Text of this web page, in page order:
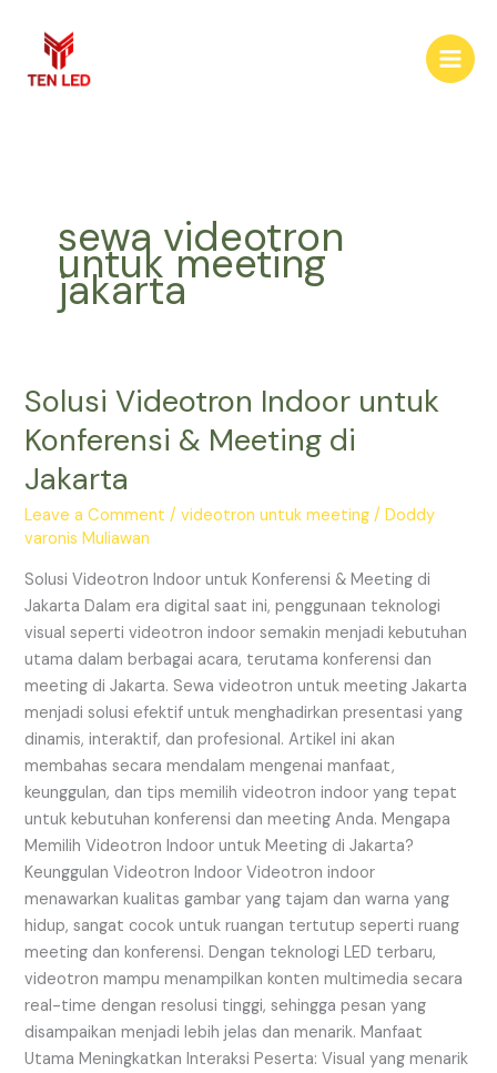
content
sewa videotron
untuk meeting
jakarta
Solusi Videotron Indoor untuk
Konferensi & Meeting di
Jakarta
Leave a Comment /videotron untuk meeting /Doddy
varonis Muliawan
Solusi Videotron Indoor untuk Konferensi & Meeting di
Jakarta Dalam era digital saat ini, penggunaan teknologi
visual seperti videotron indoor semakin menjadi kebutuhan
utama dalam berbagai acara, terutama konferensi dan
meeting di Jakarta. Sewa videotron untuk meeting Jakarta
menjadi solusi efektif untuk menghadirkan presentasi yang
dinamis, interaktif, dan profesional. Artikel ini akan
membahas secara mendalam mengenai manfaat,
keunggulan, dan tips memilih videotron indoor yang tepat
untuk kebutuhan konferensi dan meeting Anda. Mengapa
Memilih Videotron Indoor untuk Meeting di Jakarta?
Keunggulan Videotron Indoor Videotron indoor
menawarkan kualitas gambar yang tajam dan warna yang
hidup, sangat cocok untuk ruangan tertutup seperti ruang
meeting dan konferensi. Dengan teknologi LED terbaru,
videotron mampu menampilkan konten multimedia secara
real-time dengan resolusi tinggi, sehingga pesan yang
disampaikan menjadi lebih jelas dan menarik. Manfaat
Utama Meningkatkan Interaksi Peserta: Visual yang menarik
Solusi
Indoor
untuk
&
di
Jakarta